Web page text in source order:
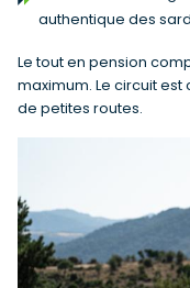
authentique des
Le tout en pension
maximum. Le circuit
de petites routes.